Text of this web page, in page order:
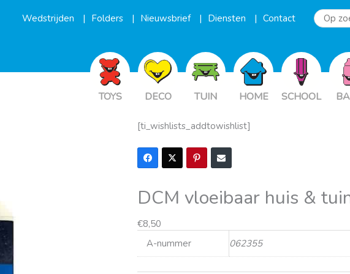
Wedstrijden Folders Nieuwsbrief Diensten Contact
Op
iets?
TOYS DECO TUIN HOME SCHOOL
[ti_wishlists_addtowishlist]
DCM vloeibaar huis &
€8,50
A-nummer
062355